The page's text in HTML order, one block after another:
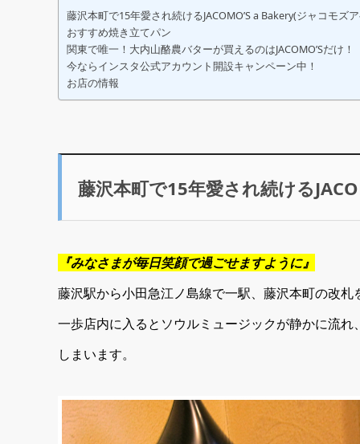
藤沢本町で15年愛され続けるJACOMO’S a Bakery(ジャコモズ
おすすめ焼き立てパン
関東で唯一！大内山酪農バターが買えるのはJACOMO’Sだけ！
今ならインスタ公式アカウント開設キャンペーン中！
お店の情報
藤沢本町で15年愛され続ける
『みなさまが毎日笑顔で過ごせますように』
藤沢駅から小田急江ノ島線で一駅、藤沢本町の改
一歩店内に入るとソウルミュージックが静かに流
しまいます。